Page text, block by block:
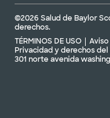
©2026 Salud de Baylor
derechos.
TÉRMINOS DE USO
Privacidad y derechos
301 norte avenida